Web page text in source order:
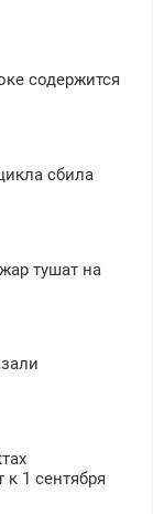
содержится
сбила
тушат на
к 1 сентября